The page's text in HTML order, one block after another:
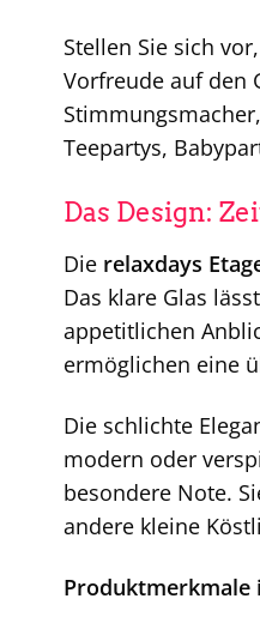
Stellen Sie sich
Vorfreude auf den
Teepartys,
Das Design:
Die relaxdays
Das klare Glas
appetitlichen
ermöglichen eine
Die schlichte
modern oder
besondere Note.
andere kleine
Produktmerkmale